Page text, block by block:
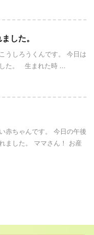
した。
うしろうくんです。 今日は
た。 生まれた時 ...
赤ちゃんです。 今日の午後
ました。 ママさん！ お産